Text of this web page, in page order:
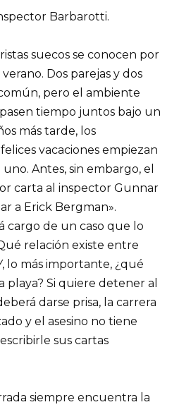
Barbarotti.
suecos se conocen por
Dos parejas y dos
pero el ambiente
tiempo juntos bajo un
más tarde, los
vacaciones empiezan
Antes, sin embargo, el
carta al inspector Gunnar
a Erick Bergman».
cargo de un caso que lo
relación existe entre
lo más importante, ¿qué
playa? Si quiere detener al
darse prisa, la carrera
y el asesino no tiene
sus cartas
siempre encuentra la